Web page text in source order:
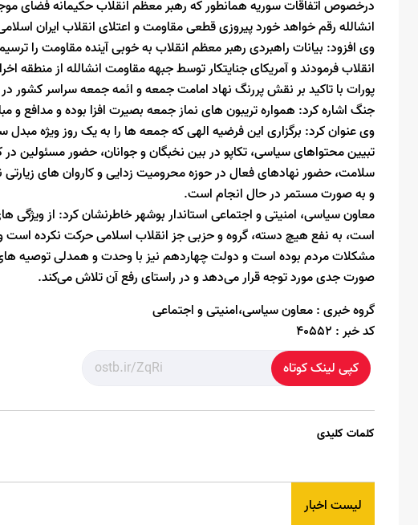
درخصوص اتفاقات سوریه همانطور که رهبر معظم انقلاب حکیمانه فضای
انشالله رقم خواهد خورد پیروزی قطعی مقاومت و اعتلای انقلاب ایران
وی افزود: بیانات راهبردی رهبر معظم انقلاب به خوبی آینده مقاومت را
انقلاب فرمودند و آمریکای جنایتکار توسط جبهه مقاومت انشالله از منطقه
پورات با تاکید بر نقش پررنگ نهاد امامت جمعه و ائمه جمعه سراسر کشور
جنگ اشاره کرد: همواره تریبون های نماز جمعه بصیرت افزا بوده و مدافع و
وی عنوان کرد: برگزاری این فرضیه الهی که جمعه ها را به یک روز ویژه
تبیین محتواهای سیاسی، تکاپو در بین نخبگان و جوانان، حضور مسئولین
سلامت، حضور نهادهای فعال در حوزه محرومیت زدایی و کاروان های
و به صورت مستمر در حال انجام است.
معاون سیاسی، امنیتی و اجتماعی استاندار بوشهر خاطرنشان کرد: از ویژگی
است، به نفع هیچ دسته، گروه و حزبی جز انقلاب اسلامی حرکت نکرده است
مشکلات مردم بوده است و دولت چهاردهم نیز با وحدت و همدلی توصیه
صورت جدی مورد توجه قرار می‌دهد و در راستای رفع آن تلاش می‌کند.
گروه خبری :معاون سیاسی،امنیتی و اجتماعی
کد خبر : 40552
کپی لینک کوتاه
کلمات کلیدی
لیست اخبار